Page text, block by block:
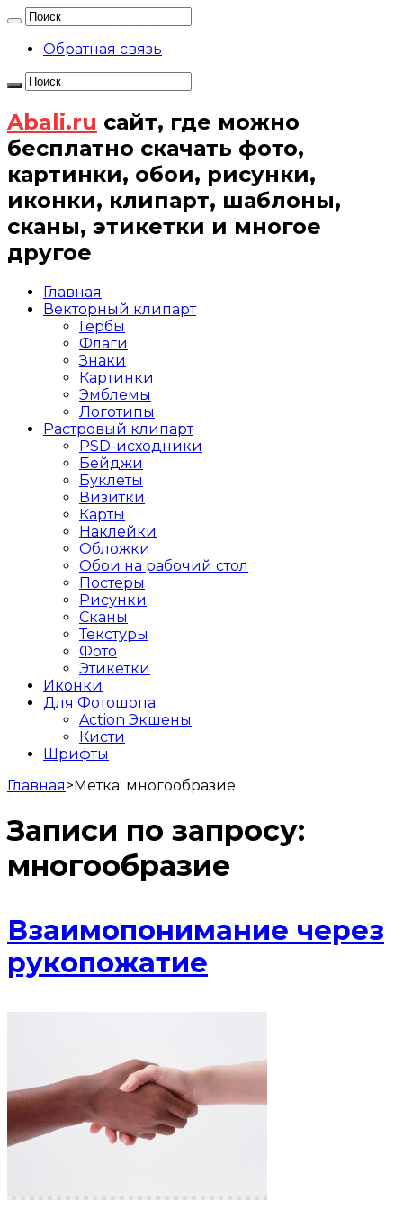
Обратная связь
Abali.ru сайт, где можно
бесплатно скачать фото,
картинки, обои, рисунки,
иконки, клипарт, шаблоны,
сканы, этикетки и многое
другое
Главная
Векторный клипарт
Гербы
Флаги
Знаки
Картинки
Эмблемы
Логотипы
Растровый клипарт
PSD-исходники
Бейджи
Буклеты
Визитки
Карты
Наклейки
Обложки
Обои на рабочий стол
Постеры
Рисунки
Сканы
Текстуры
Фото
Этикетки
Иконки
Для Фотошопа
Action Экшены
Кисти
Шрифты
Главная>Метка: многообразие
Записи по запросу:
многообразие
Взаимопонимание через
рукопожатие